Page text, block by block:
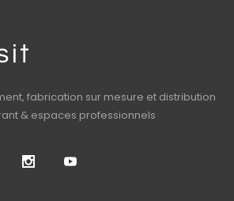
fabrication sur mesure et distribution
& espaces professionnels